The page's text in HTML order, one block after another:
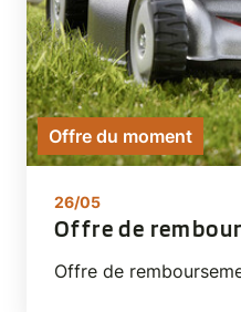
Offre du moment
26/05
Offre de
Offre de